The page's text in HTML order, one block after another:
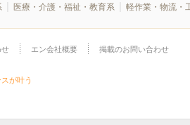
医療・介護・福祉・教育系 軽作業・物流・
エン会社概要 掲載のお問い合わせ
が叶う